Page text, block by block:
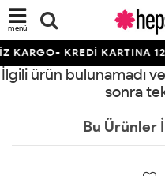
menü
KARGO- KREDİ KARTINA
İlgili ürün bulunamadı
sonra
Bu Ürünler